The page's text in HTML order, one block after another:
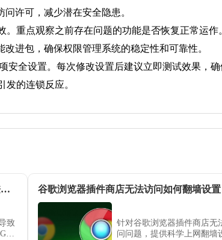
许可，减少潜在安全隐患。
重点观察之前存在问题的功能是否恢复正常运作
进包，确保权限管理系统的稳定性和可靠性。
安全设置。每次修改设置后建议立即测试效果，
的连锁反应。
vivo浏览器硬件加速引擎导致图形伪影的兼容性修复
致
谷歌浏览器插件商店无法访问如何翻墙设置
针对谷歌浏览器插件商店无
问问题，提供科学上网翻墙